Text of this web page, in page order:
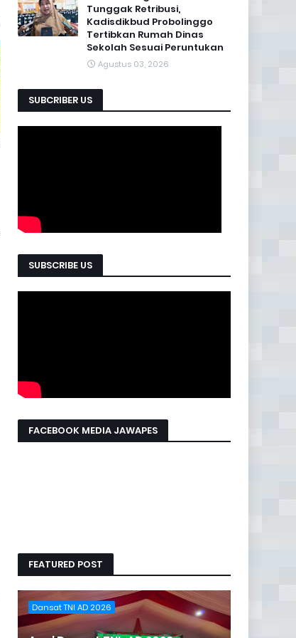
Tunggak Retribusi,
Kadisdikbud Probolinggo
Tertibkan Rumah Dinas
Sekolah Sesuai Peruntukan
Agustus 03, 2026
SUBCRIBER US
SUBSCRIBE US
FACEBOOK MEDIA JAWAPES
FEATURED POST
Dansat TNI AD 2026